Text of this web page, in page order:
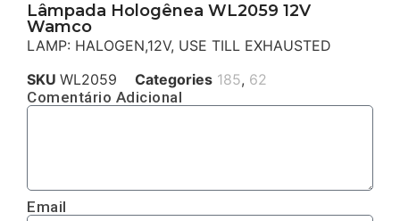
Lâmpada Hologênea WL2059 12V
Wamco
LAMP: HALOGEN,12V, USE TILL EXHAUSTED
SKU WL2059 Categories 185, 62
Comentário Adicional
Email